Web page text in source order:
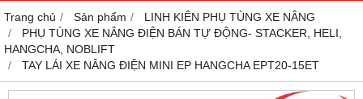
Trang chủ Sản phẩm
LINH KIÊN PHỤ TÙNG XE NÂNG
PHỤ TÙNG XE NÂNG ĐIỆN BÁN TỰ ĐỘNG- STACKER, HELI,
HANGCHA, NOBLIFT
TAY LÁI XE NÂNG ĐIỆN MINI EP HANGCHA EPT20-15ET